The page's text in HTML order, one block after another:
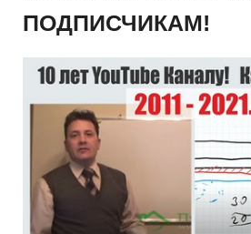
ПОДПИСЧИКАМ!